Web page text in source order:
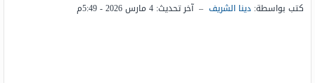
كتب بواسطة: دينا الشريف – آخر تحديث: 4 مارس 2026 - 5:49م